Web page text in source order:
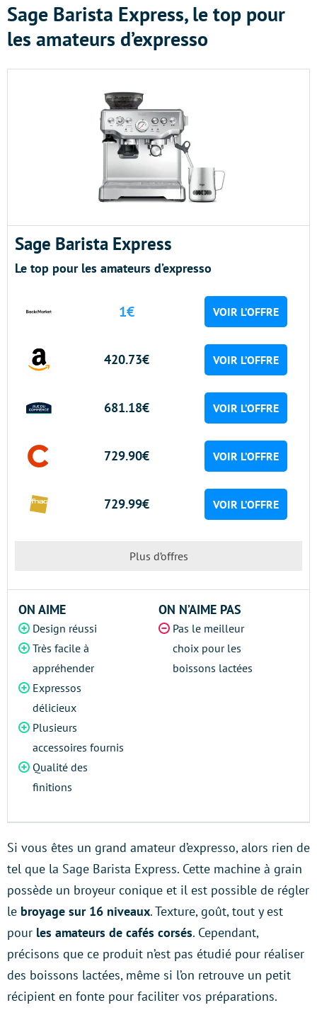
Sage Barista Express, le top pour
les amateurs d’expresso
Sage Barista Express
Le top pour les amateurs d’expresso
1€ VOIR L’OFFRE
420.73€ VOIR L’OFFRE
681.18€ VOIR L’OFFRE
729.90€ VOIR L’OFFRE
729.99€ VOIR L’OFFRE
Plus d’offres
ON AIME
Design réussi
Très facile à
appréhender
Expressos
délicieux
Plusieurs
accessoires fournis
Qualité des
finitions
ON N’AIME PAS
Pas le meilleur
choix pour les
boissons lactées
Si vous êtes un grand amateur d’expresso, alors rien de
tel que la Sage Barista Express. Cette machine à grain
possède un broyeur conique et il est possible de régler
le broyage sur 16 niveaux. Texture, goût, tout y est
pour les amateurs de cafés corsés. Cependant,
précisons que ce produit n’est pas étudié pour réaliser
des boissons lactées, même si l’on retrouve un petit
récipient en fonte pour faciliter vos préparations.